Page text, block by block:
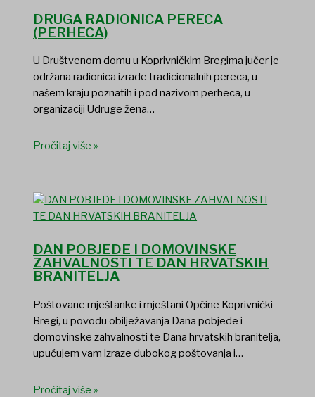
DRUGA RADIONICA PERECA
(PERHECA)
U Društvenom domu u Koprivničkim Bregima jučer je
održana radionica izrade tradicionalnih pereca, u
našem kraju poznatih i pod nazivom perheca, u
organizaciji Udruge žena…
Pročitaj više »
DAN POBJEDE I DOMOVINSKE
ZAHVALNOSTI TE DAN HRVATSKIH
BRANITELJA
Poštovane mještanke i mještani Općine Koprivnički
Bregi, u povodu obilježavanja Dana pobjede i
domovinske zahvalnosti te Dana hrvatskih branitelja,
upućujem vam izraze dubokog poštovanja i…
Pročitaj više »